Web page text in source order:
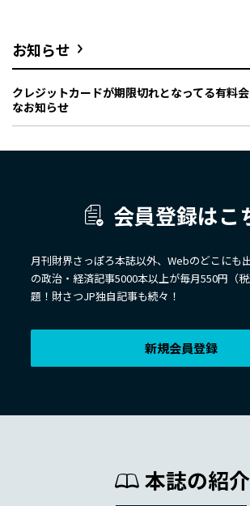
お知らせ
クレジットカードが期限切れとなってる有料
なお知らせ
会員登録はこ
月刊財界さっぽろ本誌以外、Webのどこにも
の政治・経済記事5000本以上が毎月550円（
題！財さつJP独自記事も続々！
新規会員登録
本誌の紹介